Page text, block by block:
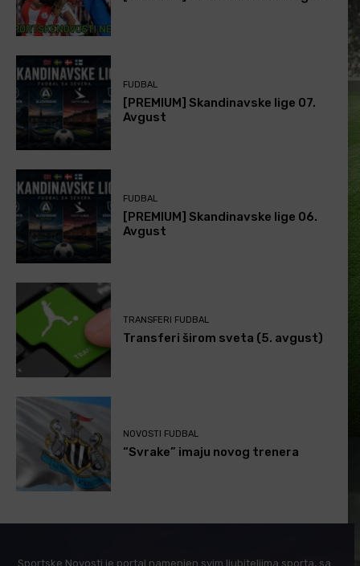
FUDBAL
[PREMIUM] Skandinavske lige 07.
Avgust
FUDBAL
[PREMIUM] Skandinavske lige 06.
Avgust
TRANSFERI FUDBAL
Transferi širom sveta (5. avgust)
NOVOSTI FUDBAL
“Svrake” imaju novog trenera
Sportske Novosti je portal namenjen svim ljubiteljima sporta, sa